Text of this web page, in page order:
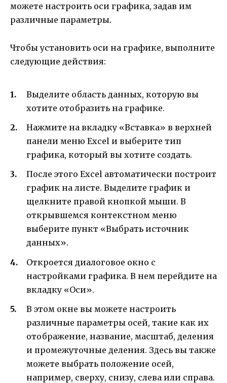
можете настроить оси графика, задав им
различные параметры.
Чтобы установить оси на графике, выполните
следующие действия:
Выделите область данных, которую вы
хотите отобразить на графике.
Нажмите на вкладку «Вставка» в верхней
панели меню Excel и выберите тип
графика, который вы хотите создать.
После этого Excel автоматически построит
график на листе. Выделите график и
щелкните правой кнопкой мыши. В
открывшемся контекстном меню
выберите пункт «Выбрать источник
данных».
Откроется диалоговое окно с
настройками графика. В нем перейдите на
вкладку «Оси».
В этом окне вы можете настроить
различные параметры осей, такие как их
отображение, название, масштаб, деления
и промежуточные деления. Здесь вы также
можете выбрать положение осей,
например, сверху, снизу, слева или справа.